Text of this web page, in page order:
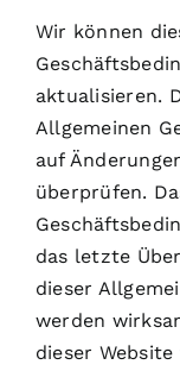
Wir können
aktualisieren.
Allgemeinen
auf
überprüfen.
das letzte
dieser
werden
dieser